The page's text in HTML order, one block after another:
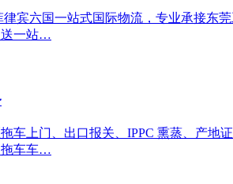
宾六国一站式国际物流，专业承接东
送一站…
上门、出口报关、IPPC 熏蒸、产地
拖车车…